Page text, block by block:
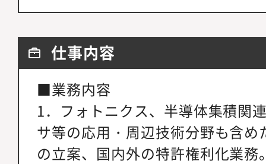
仕事内容
■業務内容
1．フォトニクス、半導体集積関
サ等の応用・周辺技術分野も含
の立案、国内外の特許権利化業務